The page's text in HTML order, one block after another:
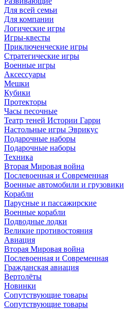
Для всей семьи
Для компании
Логические игры
Игры-квесты
Приключенческие игры
Стратегические игры
Военные игры
Аксессуары
Мешки
Кубики
Протекторы
Часы песочные
Театр теней Истории Гарри
Настольные игры Эврикус
Подарочные наборы
Подарочные наборы
Техника
Вторая Мировая война
Послевоенная и Современная
Военные автомобили и грузовики
Корабли
Парусные и пассажирские
Военные корабли
Подводные лодки
Великие противостояния
Авиация
Вторая Мировая война
Послевоенная и Современная
Гражданская авиация
Вертолёты
Новинки
Сопутствующие товары
Сопутствующие товары